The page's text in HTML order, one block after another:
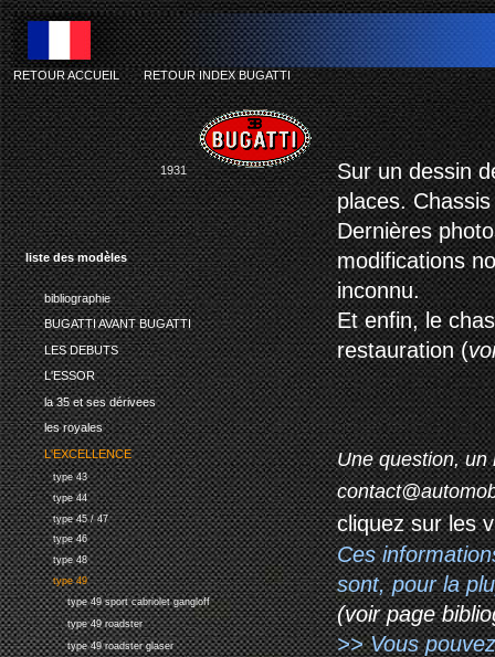
liste des modèles
bibliographie
BUGATTI AVANT BUGATTI
LES DEBUTS
L'ESSOR
la 35 et ses dérivees
les royales
L'EXCELLENCE
type 43
type 44
type 45 / 47
type 46
type 48
type 49
type 49 sport cabriolet gangloff
type 49 roadster
type 49 roadster glaser
RETOUR ACCUEIL-RETOUR INDEX BUGATTI
1931
Sur un dessin
places.
Dernières
modifications
inconnu.
Et enfin, le
restauration (
Une question, un
cliquez sur les
Ces
sont, pour la
(voir page
>> Vous